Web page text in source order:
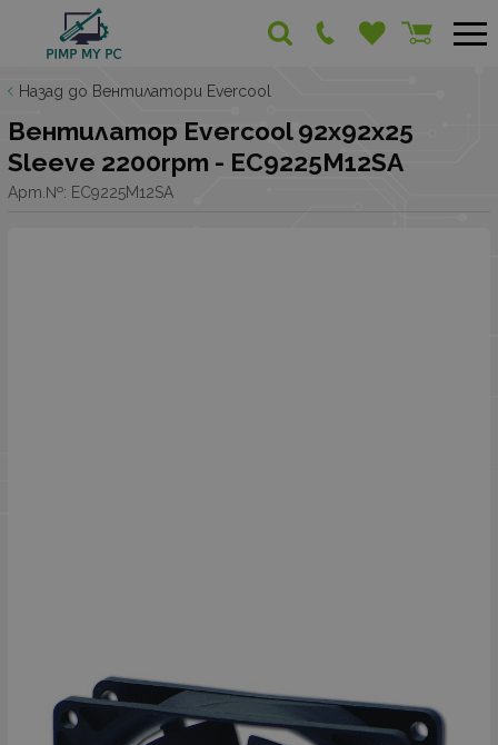
Назад до Вентилатори Evercool
Вентилатор Evercool 92x92x25
Sleeve 2200rpm - EC9225M12SA
Арт.№: EC9225M12SA